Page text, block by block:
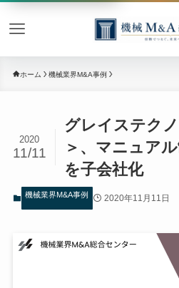
ホーム 機械業界M&A事例
グレイステク
＞、マニュア
を子会社化
2020
11/11
機械業界M&A事例 2020年11月11日